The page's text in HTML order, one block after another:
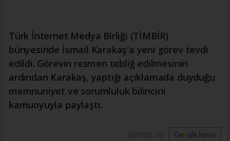
Türk İnternet Medya Birliği (TİMBİR)
bünyesinde İsmail Karakaş'a yeni görev tevdi
edildi. Görevin resmen tebliğ edilmesinin
ardından Karakaş, yaptığı açıklamada duyduğu
memnuniyet ve sorumluluk bilincini
kamuoyuyla paylaştı.